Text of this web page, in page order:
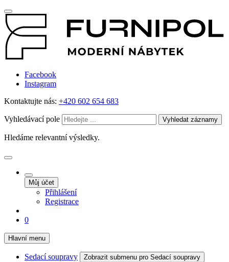
Facebook
Instagram
Kontaktujte nás: +420 602 654 683
Vyhledávací pole Vyhledat záznamy
Hledáme relevantní výsledky.
Můj účet
Přihlášení
Registrace
0
Hlavní menu
Sedací soupravy Zobrazit submenu pro Sedací soupravy